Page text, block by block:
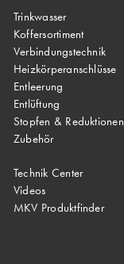
Trinkwasser
Koffersortiment
Verbindungstechnik
Heizkörperanschlüsse
Entleerung
Entlüftung
Stopfen & Reduktionen
Zubehör
Technik Center
Videos
MKV Produktfinder